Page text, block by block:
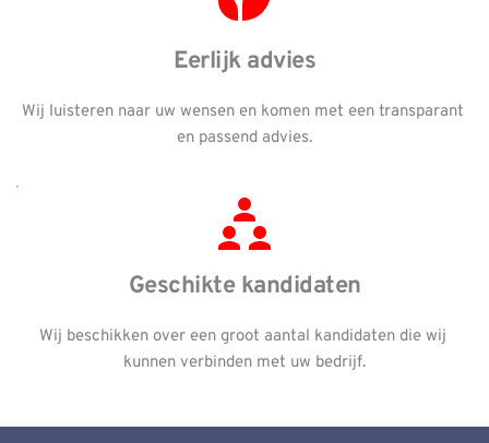
Eerlijk advies
Wij luisteren naar uw wensen en komen met een transparant
en passend advies.
Geschikte kandidaten
Wij beschikken over een groot aantal kandidaten die wij
kunnen verbinden met uw bedrijf.